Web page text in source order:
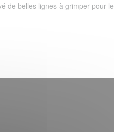
de belles lignes à grimper pour le